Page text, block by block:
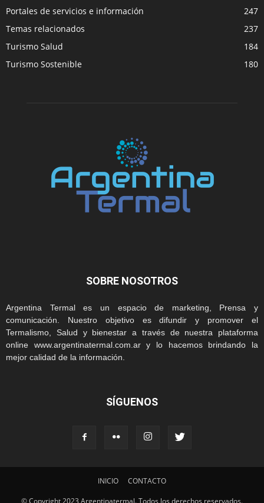
Portales de servicios e información
247
Temas relacionados
237
Turismo Salud
184
Turismo Sostenible
180
SOBRE NOSOTROS
Argentina Termal es un espacio de marketing, Prensa y
comunicación. Nuestro objetivo es difundir y promover el
Termalismo, Salud y bienestar a través de nuestra plataforma
online www.argentinatermal.com.ar y lo hacemos brindando la
mejor calidad de la información.
SÍGUENOS
INICIO
CONTACTO